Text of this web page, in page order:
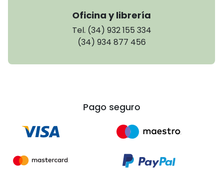
Oficina y librería
Tel. (34) 932 155 334
(34) 934 877 456
Pago seguro